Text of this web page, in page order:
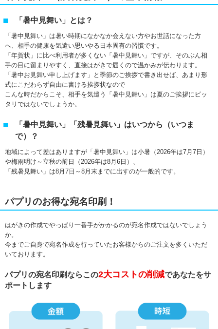
「暑中見舞い」とは？
「暑中見舞い」は暑い時期になかなか会えない方やお世話になった方
へ、相手の健康を気遣い思いやる日本固有の習慣です。
「年賀状」に比べ利用者が多くない「暑中見舞い」ですが、そのぶん相
手の目に留まりやすく、直接はがきで届くので温かみが伝わります。
「暑中お見舞い申し上げます」と季節のご挨拶で書き出せば、あまり形
式にこだわらず自由に書ける挨拶状なので
こんな時だからこそ、相手を気遣う「暑中見舞い」は夏のご挨拶にピッ
タリではないでしょうか。
「暑中見舞い」「残暑見舞い」はいつから（いつま
で）？
地域によって差はありますが「暑中見舞い」は小暑（2026年は7月7日）
や梅雨明け～立秋の前日（2026年は8月6日）、
「残暑見舞い」は8月7日～8月末までに出すのが一般的です。
パプリのお得な宛名印刷！
はがきの作成でやっぱり一番手がかかるのが宛名作成ではないでしょう
か。
今までご自身で宛名作成を行っていたお客様からのご注文を多くいただ
いております。
パプリの宛名印刷ならこの2大コストの削減であなたをサ
ポートします